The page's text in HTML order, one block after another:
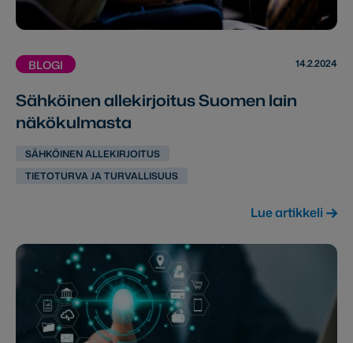
BLOGI 14.2.2024
Sähköinen allekirjoitus Suomen lain
näkökulmasta
SÄHKÖINEN ALLEKIRJOITUS
TIETOTURVA JA TURVALLISUUS
Lue artikkeli